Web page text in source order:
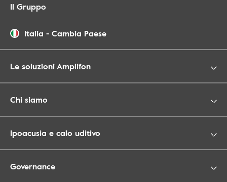
Il Gruppo
Italia - Cambia Paese
Le soluzioni Amplifon
Chi siamo
Ipoacusia e calo uditivo
Governance